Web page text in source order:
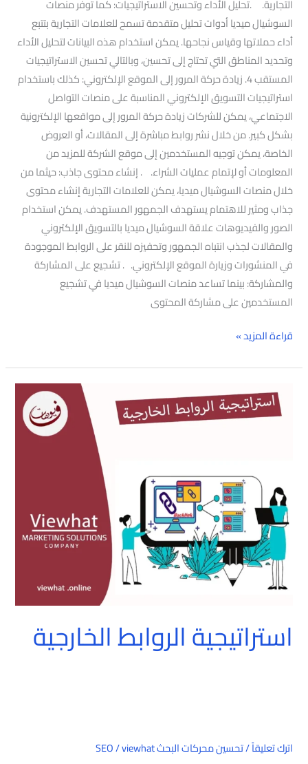
التجارية. .تحليل الأداء وتحسين الاستراتيجيات: كما توفر منصات
السوشيال ميديا أدوات تحليل متقدمة تسمح للعلامات التجارية بتتبع
أداء حملاتها وقياس نجاحها. يمكن استخدام هذه البيانات لتحليل الأداء
وتحديد المناطق التي تحتاج إلى تحسين، وبالتالي تحسين الاستراتيجيات
المستقب 4. زيادة حركة المرور إلى الموقع الإلكتروني: كذلك باستخدام
استراتيجيات التسويق الإلكتروني المناسبة على منصات التواصل
الاجتماعي، يمكن للشركات زيادة حركة المرور إلى مواقعها الإلكترونية
بشكل كبير. من خلال نشر روابط مباشرة إلى المقالات، أو العروض
الخاصة، يمكن توجيه المستخدمين إلى موقع الشركة للمزيد من
المعلومات أو لإتمام عمليات الشراء. . إنشاء محتوى جاذب: حيثما من
خلال منصات السوشيال ميديا، يمكن للعلامات التجارية إنشاء محتوى
جذاب ومثير للاهتمام يستهدف الجمهور المستهدف. يمكن استخدام
الصور والفيديوهات علاقة السوشيال ميديا بالتسويق الإلكتروني
والمقالات لجذب انتباه الجمهور وتحفيزه للنقر على الروابط الموجودة
في المنشورات وزيارة الموقع الإلكتروني. . تشجيع على المشاركة
والمشاركة: بينما تساعد منصات السوشيال ميديا في تشجيع
المستخدمين على مشاركة المحتوى
قراءة المزيد »
استراتيجية الروابط الخارجية
اترك تعليقاً/تحسين محركات البحث SEO /viewhat
استراتيجية
الروابط